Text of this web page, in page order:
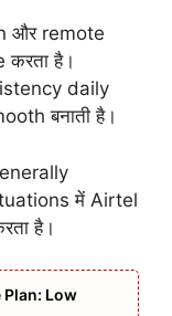
और remote
है।
daily
बनाती है।
में Airtel
है।
Plan: Low